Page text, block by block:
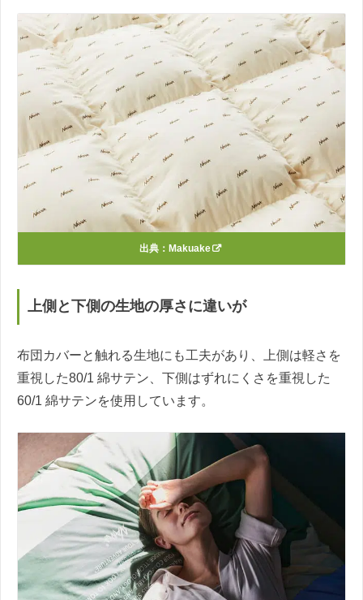
出典： Makuake
上側と下側の生地の厚さに違いが
布団カバーと触れる生地にも工夫があり、上側は軽さを
重視した80/1 綿サテン、下側はずれにくさを重視した
60/1 綿サテンを使用しています。